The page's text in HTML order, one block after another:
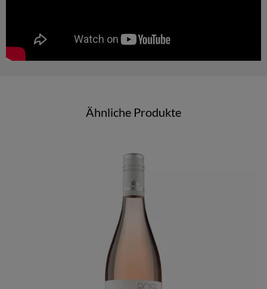
Ähnliche Produkte